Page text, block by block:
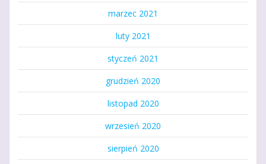
marzec 2021
luty 2021
styczeń 2021
grudzień 2020
listopad 2020
wrzesień 2020
sierpień 2020